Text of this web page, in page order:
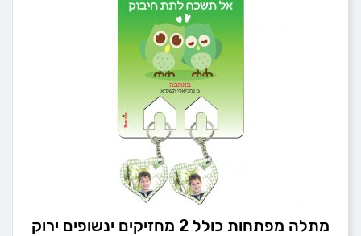
מתלה מפתחות כולל 2 מחזיקים ינשופים ירוק